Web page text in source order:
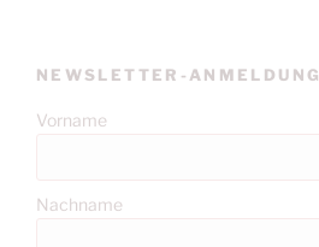
NEWSLETTER-ANMELDUNG
Vorname
Nachname